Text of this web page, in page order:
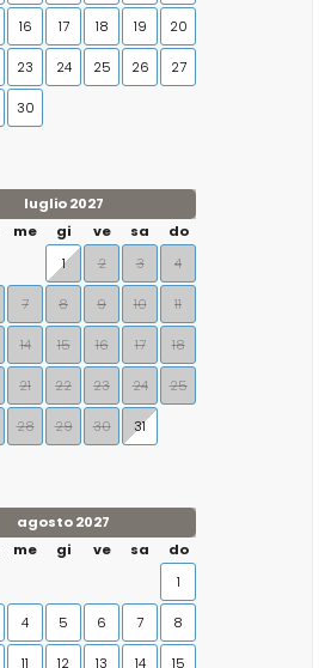
16 17 18 19 20
23 24 25 26 27
30
luglio 2027
me gi ve sa
do
1
2 3 4
7 8 9 10 11
14 15 16 17 18
21 22 23 24 25
28 29 30 31
agosto 2027
me gi ve sa
do
1
4 5 6 7 8
11 12 13 14 15